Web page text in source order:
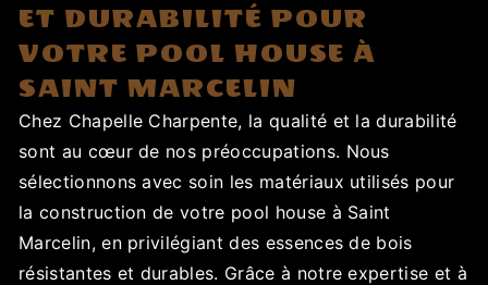
ET DURABILITÉ POUR
VOTRE POOL HOUSE À
SAINT MARCELIN
Chez Chapelle Charpente, la qualité et la durabilité
sont au cœur de nos préoccupations. Nous
sélectionnons avec soin les matériaux utilisés pour
la construction de votre pool house à Saint
Marcelin, en privilégiant des essences de bois
résistantes et durables. Grâce à notre expertise et à